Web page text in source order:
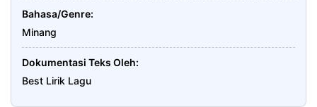
Bahasa/Genre
Minang
Dokumentasi Teks Oleh
Best Lirik Lagu